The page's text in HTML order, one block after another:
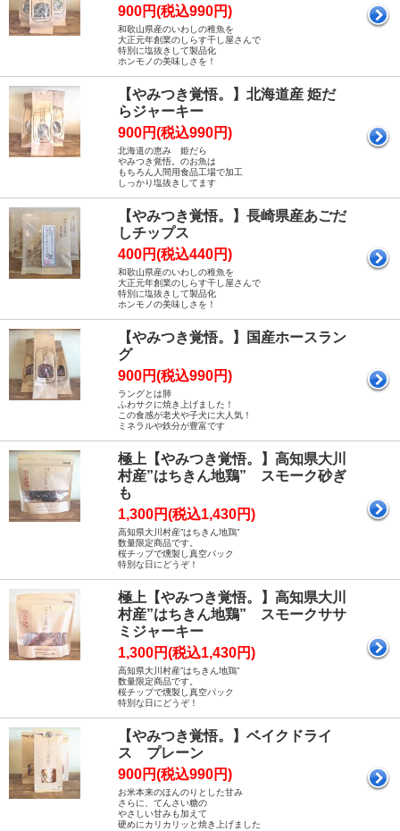
900円(税込990円)
和歌山県産のいわしの稚魚を
大正元年創業のしらす干し屋さんで
特別に塩抜きして製品化
ホンモノの美味しさを！
【やみつき覚悟。】北海道産 姫だ
らジャーキー
900円(税込990円)
北海道の恵み 姫だら
やみつき覚悟。のお魚は
もちろん人間用食品工場で加工
しっかり塩抜きしてます
【やみつき覚悟。】長崎県産あごだ
しチップス
400円(税込440円)
和歌山県産のいわしの稚魚を
大正元年創業のしらす干し屋さんで
特別に塩抜きして製品化
ホンモノの美味しさを！
【やみつき覚悟。】国産ホースラン
グ
900円(税込990円)
ラングとは肺
ふわサクに焼き上げました！
この食感が老犬や子犬に大人気！
ミネラルや鉄分が豊富です
極上【やみつき覚悟。】高知県大川
村産”はちきん地鶏” スモーク砂ぎ
も
1,300円(税込1,430円)
高知県大川村産”はちきん地鶏”
数量限定商品です。
桜チップで燻製し真空パック
特別な日にどうぞ！
極上【やみつき覚悟。】高知県大川
村産”はちきん地鶏” スモークササ
ミジャーキー
1,300円(税込1,430円)
高知県大川村産”はちきん地鶏”
数量限定商品です。
桜チップで燻製し真空パック
特別な日にどうぞ！
【やみつき覚悟。】ベイクドライ
ス プレーン
900円(税込990円)
お米本来のほんのりとした甘み
さらに、てんさい糖の
やさしい甘みも加えて
硬めにカリカリッと焼き上げました